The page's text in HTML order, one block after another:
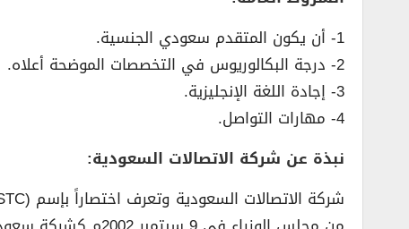
1- أن يكون المتقدم سعودي الجنسية.
2- درجة البكالوريوس في التخصصات الموضحة أعلاه.
3- إجادة اللغة الإنجليزية.
4- مهارات التواصل.
نبذة عن شركة الاتصالات السعودية: